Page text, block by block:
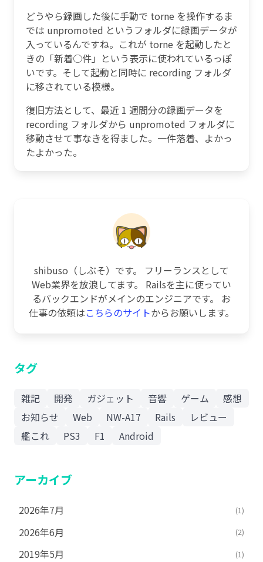
どうやら録画した後に手動で torne を操作するま
では unpromoted というフォルダに録画データが
入っているんですね。これが torne を起動したと
きの「新着○件」という表示に使われているっぽ
いです。そして起動と同時に recording フォルダ
に移されている模様。
復旧方法として、最近 1 週間分の録画データを
recording フォルダから unpromoted フォルダに
移動させて事なきを得ました。一件落着、よかっ
たよかった。
shibuso（しぶそ）です。 フリーランスとして
Web業界を放浪してます。 Railsを主に使ってい
るバックエンドがメインのエンジニアです。 お
仕事の依頼はこちらのサイトからお願いします。
タグ
雑記 開発 ガジェット 音響 ゲーム
感想
お知らせ
Web NW-A17 Rails
レビュー
艦これ
PS3 F1 Android
アーカイブ
2026年7月 (1)
2026年6月 (2)
2019年5月 (1)